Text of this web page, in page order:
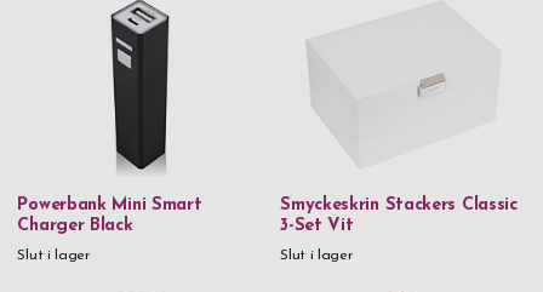
Spiegelau
Stackers
Thermos
Troika
Verona
Vezzosi
Powerbank Mini Smart
Charger Black
Slut i lager
Smyckeskrin Stackers Classic
3-Set Vit
Slut i lager